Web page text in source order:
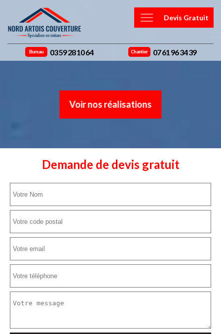
Devis Gratuit
Bureau 03 59 28 10 64 Chantier 07 61 96 34 39
Voir nos réalisations
Demande de devis gratuit